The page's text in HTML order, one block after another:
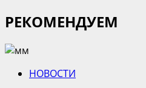
РЕКОМЕНДУЕМ
НОВОСТИ